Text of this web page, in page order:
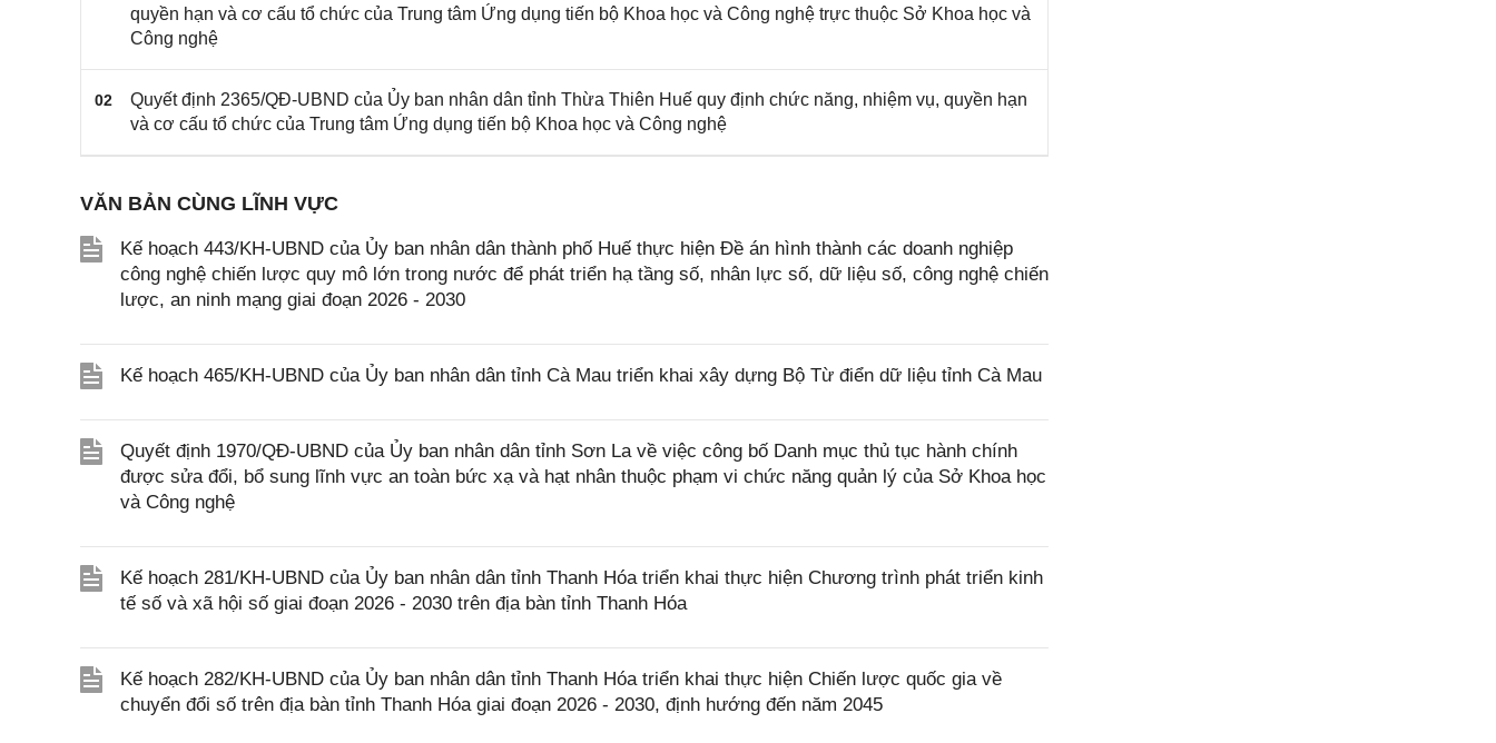
quyền hạn và cơ cấu tổ chức của Trung tâm Ứng dụng tiến bộ Khoa học và Công nghệ trực thuộc Sở Khoa học và
Công nghệ
02
Quyết định 2365/QĐ-UBND của Ủy ban nhân dân tỉnh Thừa Thiên Huế quy định chức năng, nhiệm vụ, quyền hạn
và cơ cấu tổ chức của Trung tâm Ứng dụng tiến bộ Khoa học và Công nghệ
VĂN BẢN CÙNG LĨNH VỰC
Kế hoạch 443/KH-UBND của Ủy ban nhân dân thành phố Huế thực hiện Đề án hình thành các doanh nghiệp
công nghệ chiến lược quy mô lớn trong nước để phát triển hạ tầng số, nhân lực số, dữ liệu số, công nghệ chiến
lược, an ninh mạng giai đoạn 2026 - 2030
Kế hoạch 465/KH-UBND của Ủy ban nhân dân tỉnh Cà Mau triển khai xây dựng Bộ Từ điển dữ liệu tỉnh Cà Mau
Quyết định 1970/QĐ-UBND của Ủy ban nhân dân tỉnh Sơn La về việc công bố Danh mục thủ tục hành chính
được sửa đổi, bổ sung lĩnh vực an toàn bức xạ và hạt nhân thuộc phạm vi chức năng quản lý của Sở Khoa học
và Công nghệ
Kế hoạch 281/KH-UBND của Ủy ban nhân dân tỉnh Thanh Hóa triển khai thực hiện Chương trình phát triển kinh
tế số và xã hội số giai đoạn 2026 - 2030 trên địa bàn tỉnh Thanh Hóa
Kế hoạch 282/KH-UBND của Ủy ban nhân dân tỉnh Thanh Hóa triển khai thực hiện Chiến lược quốc gia về
chuyển đổi số trên địa bàn tỉnh Thanh Hóa giai đoạn 2026 - 2030, định hướng đến năm 2045